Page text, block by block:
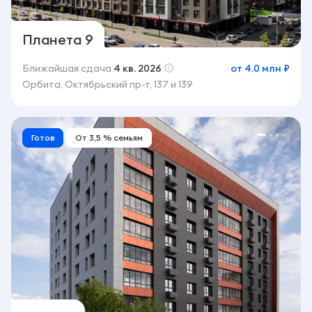
Планета 9
Ближайшая сдача 4 кв. 2026
от 4.0 млн ₽
Орбита, Октябрьский пр-т, 137 и 139
Готов От 3,5 % семьям